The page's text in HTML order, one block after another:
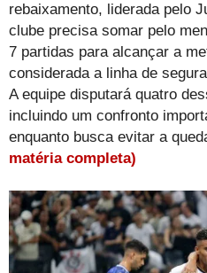
rebaixamento, liderada pelo
clube precisa somar pelo
7 partidas para alcançar a
considerada a linha de
A equipe disputará quatro
incluindo um confronto
enquanto busca evitar a
matéria completa)